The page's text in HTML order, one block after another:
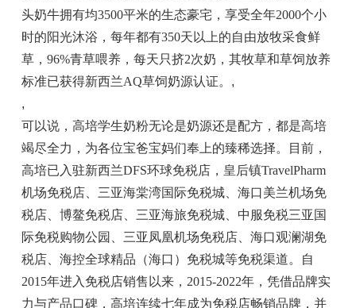
头奶牛拥有均3500平米的生态豪宅，享受全年2000个小
时的阳光沐浴，每年都有350天以上的自由放牧采食鲜
草，96%青草喂养，每天只挤2次奶，其牧草和草饲放养
标准已获得新西兰AQ草饲奶源认证。 ,
,
可以说，高培学生奶粉无论是奶源还是配方，都是高培
竭尽全力，为各位宝爸宝妈们奉上的臻稀选择。目前，
高培已入驻新西兰DFS环球免税店，皇后镇TravelPharm
机场免税店、三亚海棠湾国际免税城、海口美兰机场免
税店、博鳌免税店、三亚海旅免税城、中服免税三亚国
际免税购物公园、三亚凤凰机场免税店、海口观澜湖免
税店、海控全球精品（海口）免税城等免税渠道。自
2015年进入免税店销售以来，2015-2022年，凭借品牌实
力与产品口碑，高培连续七年成为免税店畅销品牌，并